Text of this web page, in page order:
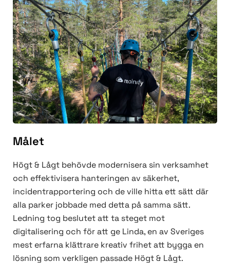
Målet
Högt & Lågt behövde modernisera sin verksamhet
och effektivisera hanteringen av säkerhet,
incidentrapportering och de ville hitta ett sätt där
alla parker jobbade med detta på samma sätt.
Ledning tog beslutet att ta steget mot
digitalisering och för att ge Linda, en av Sveriges
mest erfarna klättrare kreativ frihet att bygga en
lösning som verkligen passade Högt & Lågt.